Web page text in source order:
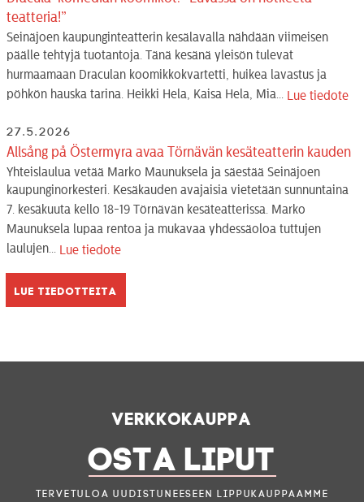
teatteria!”
Seinäjoen kaupunginteatterin kesälavalla nähdään viimeisen
päälle tehtyjä tuotantoja. Tänä kesänä yleisön tulevat
hurmaamaan Draculan koomikkokvartetti, huikea lavastus ja
pöhkön hauska tarina. Heikki Hela, Kaisa Hela, Mia...
Lue tiedote
27.5.2026
Allsång på Östermyra avaa Törnävän kesäteatterin kauden
Yhteislaulua vetää Marko Maunuksela ja säestää Seinäjoen
kaupunginorkesteri. Kesäkauden avajaisia vietetään sunnuntaina
7. kesäkuuta kello 18-19 Törnävän kesäteatterissa. Marko
Maunuksela lupaa rentoa ja mukavaa yhdessäoloa tuttujen
laulujen...
Lue tiedote
Lue tiedotteita
Verkkokauppa
OSTA LIPUT
Tervetuloa uudistuneeseen lippukauppaamme